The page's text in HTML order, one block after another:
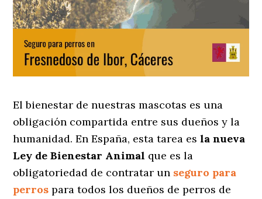
El bienestar de nuestras mascotas es una
obligación compartida entre sus dueños y la
humanidad. En España, esta tarea esla nueva
Ley de Bienestar Animal que es la
obligatoriedad de contratar un seguro para
perros para todos los dueños de perros de